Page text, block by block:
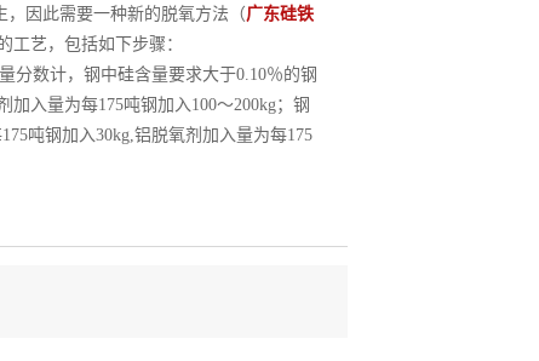
，因此需要一种新的脱氧方法（广东硅铁
工艺，包括如下步骤：
分数计，钢中硅含量要求大于0.10％的钢
加入量为每175吨钢加入100～200kg；钢
吨钢加入30kg,铝脱氧剂加入量为每175